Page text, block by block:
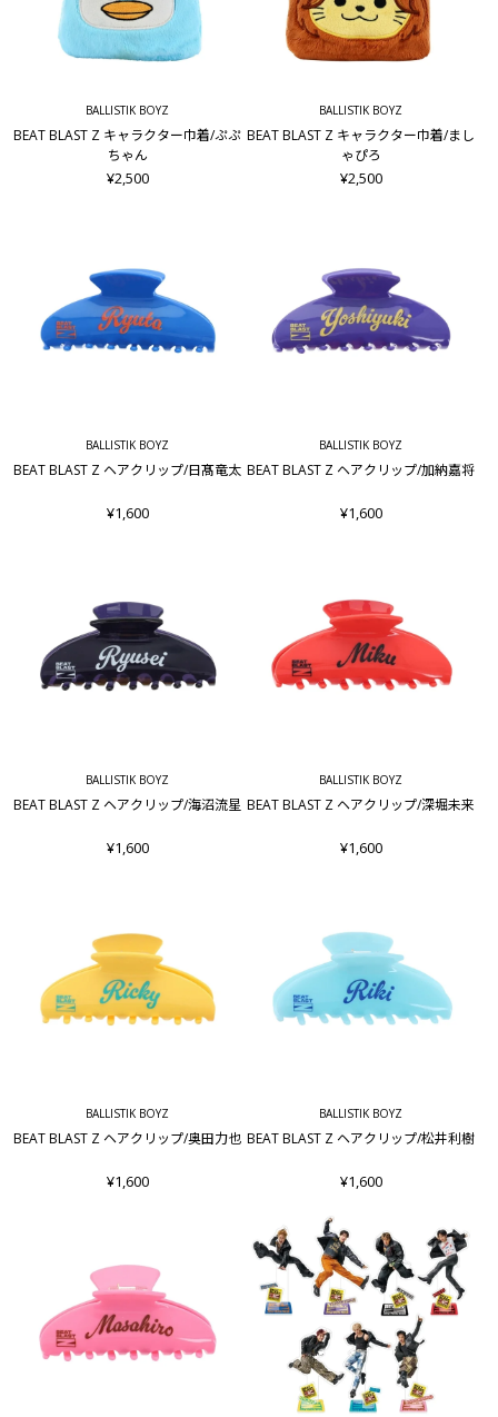
BALLISTIK BOYZ
BEAT BLAST Z キャラクター巾着/ぷぷ
ちゃん
¥2,500
BALLISTIK BOYZ
BEAT BLAST Z キャラクター巾着/まし
ゃぴろ
¥2,500
BALLISTIK BOYZ
BEAT BLAST Z ヘアクリップ/日髙竜太
¥1,600
BALLISTIK BOYZ
BEAT BLAST Z ヘアクリップ/加納嘉将
¥1,600
BALLISTIK BOYZ
BEAT BLAST Z ヘアクリップ/海沼流星
¥1,600
BALLISTIK BOYZ
BEAT BLAST Z ヘアクリップ/深堀未来
¥1,600
BALLISTIK BOYZ
BEAT BLAST Z ヘアクリップ/奥田力也
¥1,600
BALLISTIK BOYZ
BEAT BLAST Z ヘアクリップ/松井利樹
¥1,600